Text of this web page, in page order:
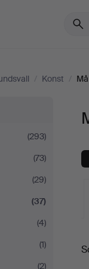
/ Konst /
(293)
(73)
(29)
(37)
(4)
(1)
(2)